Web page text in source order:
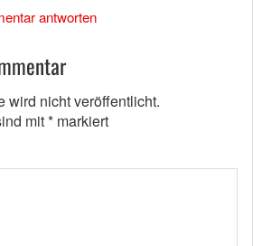
antworten
wird nicht veröffentlicht.
mit* markiert